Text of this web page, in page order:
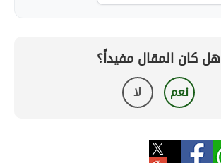
هل كان المقال مفيداً؟
نعم لا